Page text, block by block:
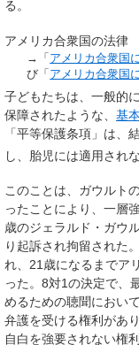
る。
アメリカ合衆国の法律
→「 アメリカ合衆国
び「 アメリカ合衆国
子どもたちは、一般的に
保障されたような、 基
「平等保護条項」は、
し、胎児には適用され
このことは、ガウルト
ったことにより、一層
歳のジェラルド・ガウ
り起訴され拘留された
れ、21歳になるまでア
った。8対1の決定で、
めるための聴聞におい
弁護を受ける権利があ
自白を強要されない権